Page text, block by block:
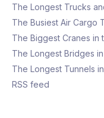
The Longest Trucks
The Busiest Air Cargo
The Biggest Cranes in
The Longest Bridges
The Longest Tunnels
RSS feed